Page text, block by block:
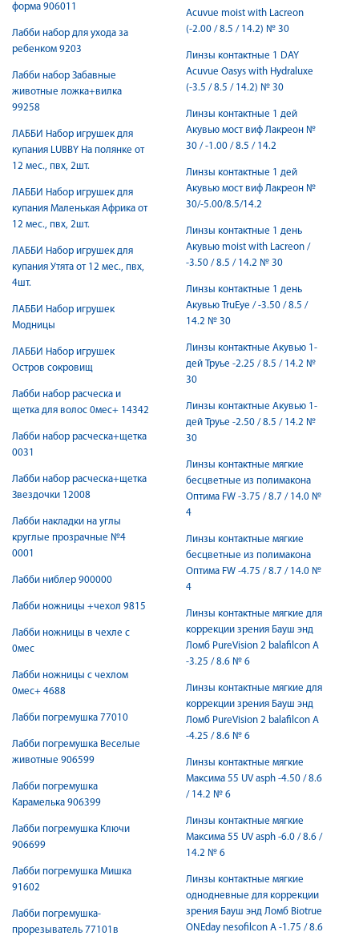
форма 906011
Лабби набор для ухода за
ребенком 9203
Лабби набор Забавные
животные ложка+вилка
99258
ЛАББИ Набор игрушек для
купания LUBBY На полянке от
12 мес., пвх, 2шт.
ЛАББИ Набор игрушек для
купания Маленькая Африка от
12 мес., пвх, 2шт.
ЛАББИ Набор игрушек для
купания Утята от 12 мес., пвх,
4шт.
ЛАББИ Набор игрушек
Модницы
ЛАББИ Набор игрушек
Остров сокровищ
Лабби набор расческа и
щетка для волос 0мес+ 14342
Лабби набор расческа+щетка
0031
Лабби набор расческа+щетка
Звездочки 12008
Лабби накладки на углы
круглые прозрачные №4
0001
Лабби ниблер 900000
Лабби ножницы +чехол 9815
Лабби ножницы в чехле с
0мес
Лабби ножницы с чехлом
0мес+ 4688
Лабби погремушка 77010
Лабби погремушка Веселые
животные 906599
Лабби погремушка
Карамелька 906399
Лабби погремушка Ключи
906699
Лабби погремушка Мишка
91602
Лабби погремушка-
прорезыватель 77101в
Acuvue moist with Lacreon
(-2.00 / 8.5 / 14.2) № 30
Линзы контактные 1 DAY
Acuvue Oasys with Hydraluxe
(-3.5 / 8.5 / 14.2) № 30
Линзы контактные 1 дей
Акувью мост виф Лакреон №
30 / -1.00 / 8.5 / 14.2
Линзы контактные 1 дей
Акувью мост виф Лакреон №
30/-5.00/8.5/14.2
Линзы контактные 1 день
Акувью moist with Lacreon /
-3.50 / 8.5 / 14.2 № 30
Линзы контактные 1 день
Акувью TruEye / -3.50 / 8.5 /
14.2 № 30
Линзы контактные Акувью 1-
дей Труье -2.25 / 8.5 / 14.2 №
30
Линзы контактные Акувью 1-
дей Труье -2.50 / 8.5 / 14.2 №
30
Линзы контактные мягкие
бесцветные из полимакона
Оптима FW -3.75 / 8.7 / 14.0 №
4
Линзы контактные мягкие
бесцветные из полимакона
Оптима FW -4.75 / 8.7 / 14.0 №
4
Линзы контактные мягкие для
коррекции зрения Бауш энд
Ломб PureVision 2 balafilcon A
-3.25 / 8.6 № 6
Линзы контактные мягкие для
коррекции зрения Бауш энд
Ломб PureVision 2 balafilcon A
-4.25 / 8.6 № 6
Линзы контактные мягкие
Максима 55 UV asph -4.50 / 8.6
/ 14.2 № 6
Линзы контактные мягкие
Максима 55 UV asph -6.0 / 8.6 /
14.2 № 6
Линзы контактные мягкие
однодневные для коррекции
зрения Бауш энд Ломб Biotrue
ONEday nesofilcon A -1.75 / 8.6